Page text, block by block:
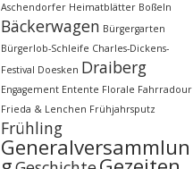
Aschendorfer Heimatblätter Boßeln
Bäckerwagen Bürgergarten
Bürgerlob-Schleife Charles-Dickens-
Festival Doesken Draiberg
Engagement Entente Florale Fahrradour
Frieda & Lenchen Frühjahrsputz
Frühling
Generalversammlun